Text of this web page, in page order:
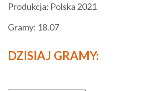
Produkcja: Polska 2021
Gramy: 18.07
DZISIAJ GRAMY: